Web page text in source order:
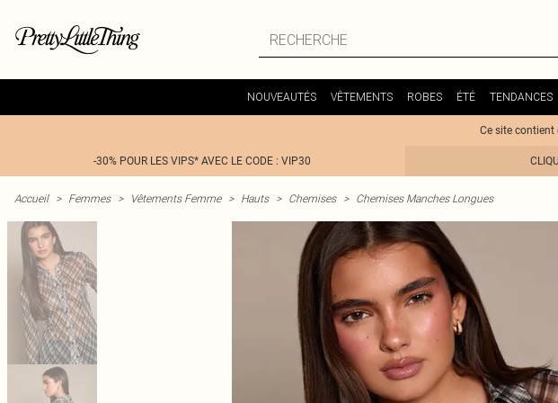
NOUVEAUTÉS VÊTEMENTS ROBES ÉTÉ TENDANCES
Ce site contient
-30% POUR LES VIPS* AVEC LE CODE : VIP30
Accueil > Femmes > Vêtements Femme > Hauts > Chemises > Chemises Manches Longues